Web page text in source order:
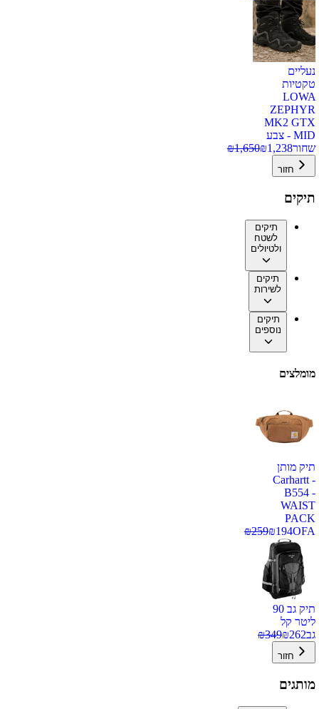
נעליים
טקטיות
LOWA
ZEPHYR
MK2 GTX
MID - צבע
שחור
₪1,238
₪1,650
חזור
תיקים
תיקים
לשטח
ולטיולים
תיקים
לשירות
תיקים
נוספים
מומלצים
תיק מותן
Carhartt -
B554 -
WAIST
PACK
OFA
₪194
₪259
תיק גב 90
ליטר קל
גב
₪262
₪349
חזור
מותגים